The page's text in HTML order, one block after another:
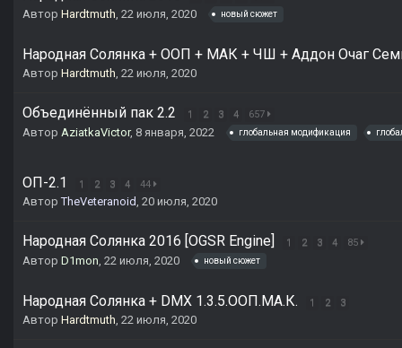
Автор Hardtmuth, 22 июля, 2020 новый сюжет
Народная Солянка + ООП + МАК + ЧШ + Аддон Очаг
Автор Hardtmuth, 22 июля, 2020
Объединённый пак 2.2 1 2 3 4 657
Автор AziatkaVictor, 8 января, 2022 глобальная модификация
ОП-2.1 1 2 3 4 44
АвторTheVeteranoid, 20 июля, 2020
Народная Солянка 2016 [OGSR Engine] 1 2 3 4 85
Автор D1mon, 22 июля, 2020 новый сюжет
Народная Солянка + DMX 1.3.5.ООП.МА.К. 1 2 3
Автор Hardtmuth, 22 июля, 2020